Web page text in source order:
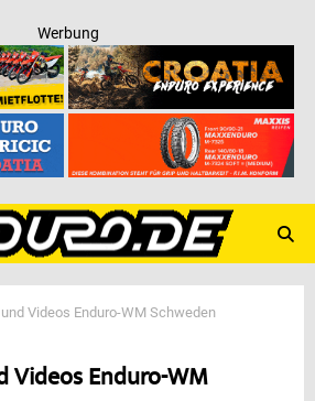
Werbung
Videos Enduro-WM Schweden
Videos Enduro-WM